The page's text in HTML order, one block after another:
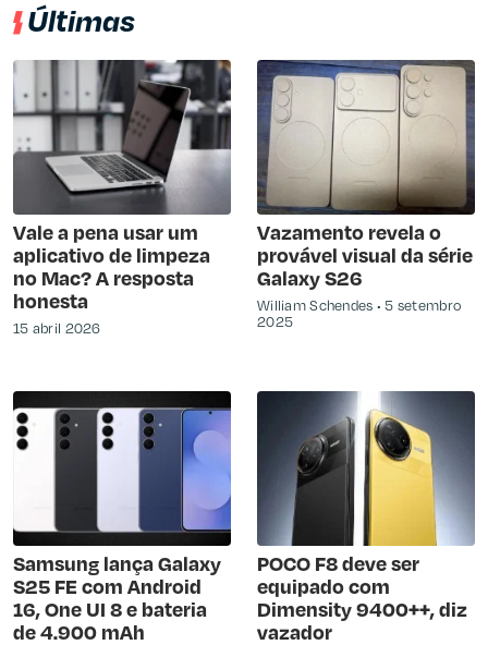
Últimas
Vale a pena usar um
aplicativo de limpeza
no Mac? A resposta
honesta
15 abril 2026
Vazamento revela o
provável visual da série
Galaxy S26
William Schendes
5 setembro
2025
Samsung lança Galaxy
S25 FE com Android
16, One UI 8 e bateria
de 4.900 mAh
POCO F8 deve ser
equipado com
Dimensity 9400++, diz
vazador